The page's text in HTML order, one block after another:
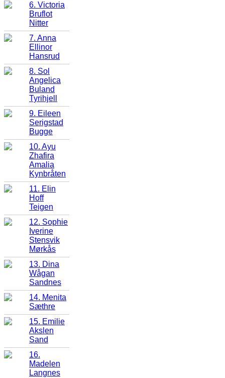
6. Victoria
Bruflot
Nitter
7. Anna
Ellinor
Hansrud
8. Sol
Angelica
Buland
Tyrihjell
9. Eileen
Serigstad
Bugge
10. Ayu
Zhafira
Amalia
Kynbråten
11. Elin
Hoff
Teigen
12. Sophie
Iverine
Stensvik
Mørkås
13. Dina
Wågan
Sandnes
14. Menita
Sæthre
15. Emilie
Akslen
Sand
16.
Madelen
Langnes